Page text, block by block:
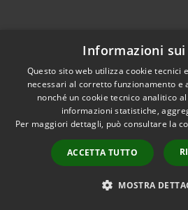
Prenotazione appuntamento
Segnalazione disservizio
Leggi le FAQ
Richiesta assistenza
Informazioni
Questo sito web utilizza cookie tecnici
necessari al corretto funzionamento e
nonché un cookie tecnico analitico
informazioni statistiche,
Per maggiori dettagli, può consultare la
ACCETTA TUTTO
MOSTRA